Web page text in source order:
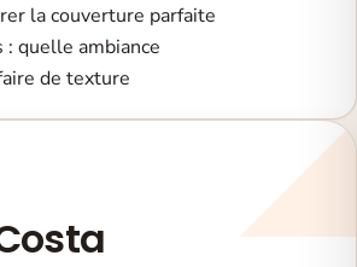
la couverture parfaite
quelle ambiance
de texture